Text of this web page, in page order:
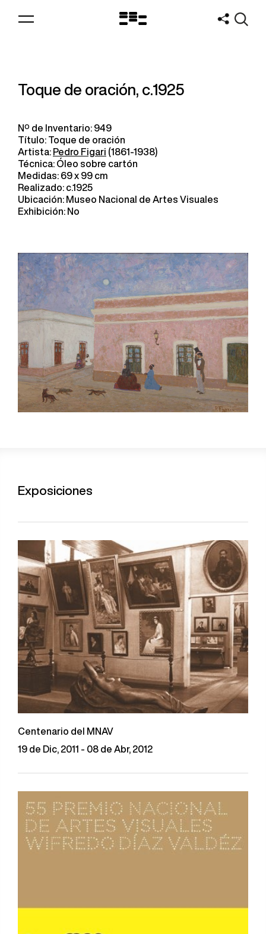
Logo
Toque de oración, c.1925
Nº de Inventario: 949
Título: Toque de oración
Artista: Pedro Figari (1861-1938)
Técnica: Óleo sobre cartón
Medidas: 69 x 99 cm
Realizado: c.1925
Ubicación: Museo Nacional de Artes Visuales
Exhibición: No
Exposiciones
Centenario del MNAV
19 de Dic, 2011 - 08 de Abr, 2012